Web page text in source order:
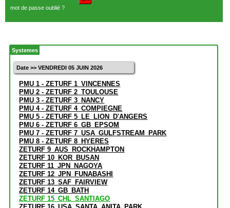
mot de passe oublié ?
Systemes
Date >> VENDREDI 05 JUIN 2026
PMU 1 - ZETURF 1_VINCENNES
PMU 2 - ZETURF 2_TOULOUSE
PMU 3 - ZETURF 3_NANCY
PMU 4 - ZETURF 4_COMPIEGNE
PMU 5 - ZETURF 5_LE_LION_D'ANGERS
PMU 6 - ZETURF 6_GB_EPSOM
PMU 7 - ZETURF 7_USA_GULFSTREAM_PARK
PMU 8 - ZETURF 8_HYERES
ZETURF 9_AUS_ROCKHAMPTON
ZETURF 10_KOR_BUSAN
ZETURF 11_JPN_NAGOYA
ZETURF 12_JPN_FUNABASHI
ZETURF 13_SAF_FAIRVIEW
ZETURF 14_GB_BATH
ZETURF 15_CHL_SANTIAGO